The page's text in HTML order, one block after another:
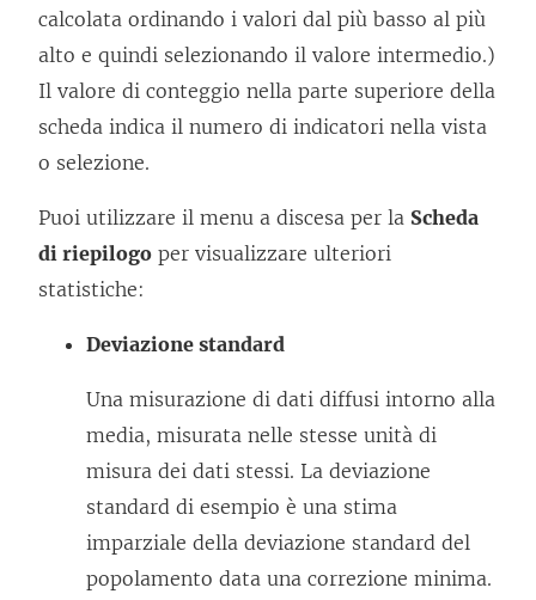
calcolata ordinando i valori dal più basso al più
alto e quindi selezionando il valore intermedio.)
Il valore di conteggio nella parte superiore della
scheda indica il numero di indicatori nella vista
o selezione.
Puoi utilizzare il menu a discesa per la Scheda
di riepilogo per visualizzare ulteriori
statistiche:
Deviazione standard
Una misurazione di dati diffusi intorno alla
media, misurata nelle stesse unità di
misura dei dati stessi. La deviazione
standard di esempio è una stima
imparziale della deviazione standard del
popolamento data una correzione minima.